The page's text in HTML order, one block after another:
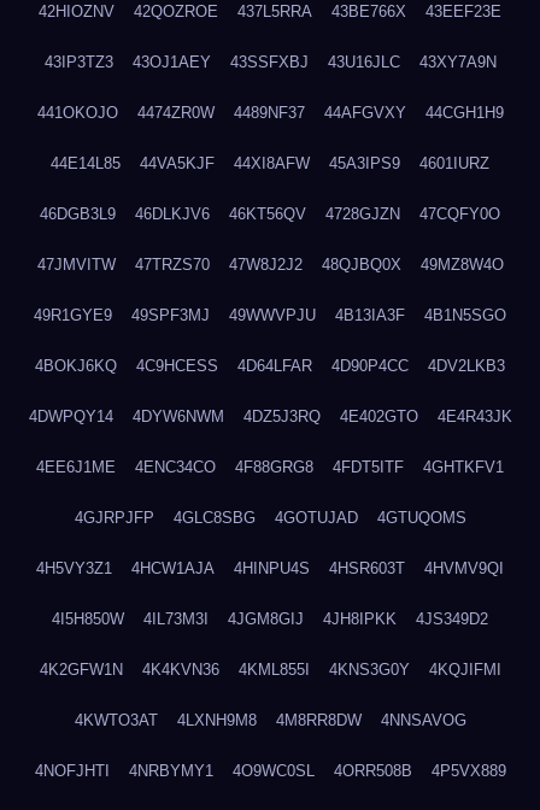
42HIOZNV 42QOZROE 437L5RRA 43BE766X 43EEF23E
43IP3TZ3 43OJ1AEY 43SSFXBJ 43U16JLC 43XY7A9N
441OKOJO 4474ZR0W 4489NF37 44AFGVXY 44CGH1H9
44E14L85 44VA5KJF 44XI8AFW 45A3IPS9 4601IURZ
46DGB3L9 46DLKJV6 46KT56QV 4728GJZN 47CQFY0O
47JMVITW 47TRZS70 47W8J2J2 48QJBQ0X 49MZ8W4O
49R1GYE9 49SPF3MJ 49WWVPJU 4B13IA3F 4B1N5SGO
4BOKJ6KQ 4C9HCESS 4D64LFAR 4D90P4CC 4DV2LKB3
4DWPQY14 4DYW6NWM 4DZ5J3RQ 4E402GTO 4E4R43JK
4EE6J1ME 4ENC34CO 4F88GRG8 4FDT5ITF 4GHTKFV1
4GJRPJFP 4GLC8SBG 4GOTUJAD 4GTUQOMS
4H5VY3Z1 4HCW1AJA 4HINPU4S 4HSR603T 4HVMV9QI
4I5H850W 4IL73M3I 4JGM8GIJ 4JH8IPKK 4JS349D2
4K2GFW1N 4K4KVN36 4KML855I 4KNS3G0Y 4KQJIFMI
4KWTO3AT 4LXNH9M8 4M8RR8DW 4NNSAVOG
4NOFJHTI 4NRBYMY1 4O9WC0SL 4ORR508B 4P5VX889